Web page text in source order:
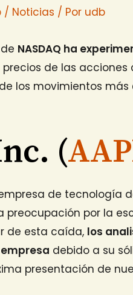
/ Noticias / Por udb
NASDAQ ha
de las
los movimientos
(
de tecnología
preocupación por la
de esta caída, los
debido a su
presentación de